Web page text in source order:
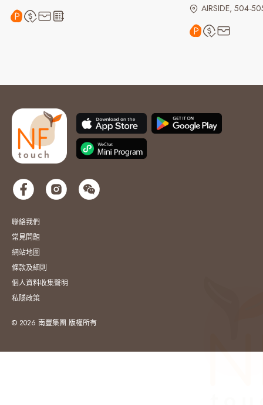
AIRSIDE, 504-
聯絡我們
常見問題
網站地圖
條款及細則
個人資料收集聲明
私隱政策
© 2026 南豐集團 版權所有